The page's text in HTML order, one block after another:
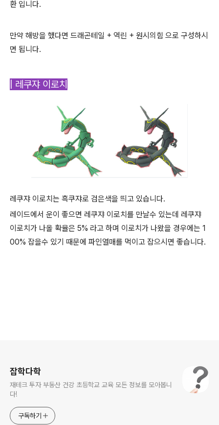
환 입니다.
만약 해방을 했다면 드래곤테일 + 역린 + 원시의힘 으로 구성하시
면 됩니다.
| 레쿠쟈 이로치
레쿠쟈 이로치는 흑쿠쟈로 검은색을 띄고 있습니다.
레이드에서 운이 좋으면 레쿠쟈 이로치를 만날수 있는데 레쿠쟈
이로치가 나올 확율은 5% 라고 하며 이로치가 나왔을 경우에는 1
00% 잡을수 있기 때문에 파인열매를 먹이고 잡으시면 좋습니다.
잡학다학
재테크 투자 부동산 건강 초등학교 교육 모든 정보를 모아봅니
다!
구독하기